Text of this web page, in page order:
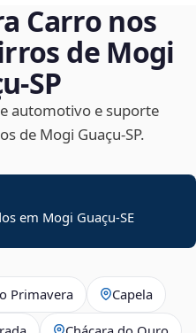
Carro nos
de Mogi
automotivo e suporte
de Mogi Guaçu‑SP.
em Mogi Guaçu-SE
Primavera Capela